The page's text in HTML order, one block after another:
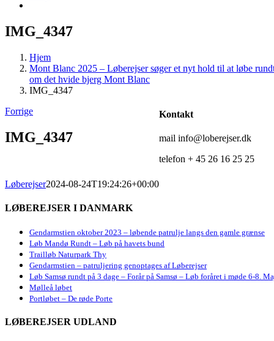
IMG_4347
Hjem
Mont Blanc 2025 – Løberejser søger et nyt hold til at løbe
om det hvide bjerg Mont Blanc
IMG_4347
Forrige
IMG_4347
Løberejser2024-08-24T19:24:26+00:00
LØBEREJSER I DANMARK
Gendarmstien oktober 2023 – løbende patrulje langs den gamle grænse
Løb Mandø Rundt – Løb på havets bund
Trailløb Naturpark Thy
Gendarmstien – patruljering genoptages af Løberejser
Løb Samsø rundt på 3 dage – Forår på Samsø – Løb foråret i møde 6-8.
Mølleå løbet
Portløbet – De røde Porte
LØBEREJSER UDLAND
Kontakt
mail info@loberejser.dk
telefon + 45 26 16 25 25